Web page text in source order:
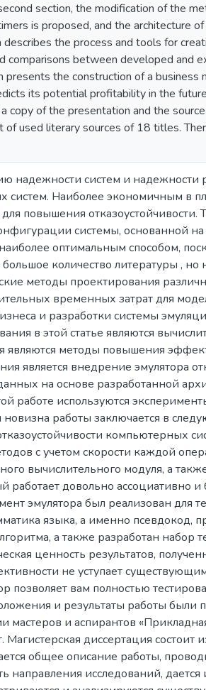
section, the modification of the
is proposed, and the architecture
the process and tools for
between developed and
the construction of a
its potential profitability in the
copy of the presentation and the
used literary sources of 18 titles.
систем и надежности
Наиболее экономичным в
повышения отказоустойчивости.
системы, основанной
оптимальным способом,
количество литературы ,
методы проектирования
временных затрат для
и разработки системы
в этой статье являются
методы повышения
является внедрение эмулятора
на основе разработанной
работе используются
новизна работы заключается в
компьютерных
с учетом скорости каждой
вычислительного модуля, а
работает довольно ассоциативно и
эмулятора был реализован для
языка, а именно псевдокод,
а также разработан набор
ценность результатов,
не уступает
вам полностью
и результаты работы были
и аспирантов
диссертация состоит
общее описание работы,
направления исследований,